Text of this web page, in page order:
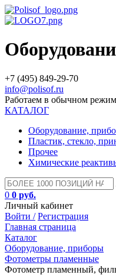
+7 (495) 849-29-70
info@polisof.ru
Работаем в обычном
КАТАЛОГ
Оборудование,
Пластик, стекло,
Прочее
Химические
0 0 руб.
Личный кабинет
Войти / Регистрация
Главная страница
Каталог
Оборудование, приборы
Фотометры пламенные
Фотометр пламенный,